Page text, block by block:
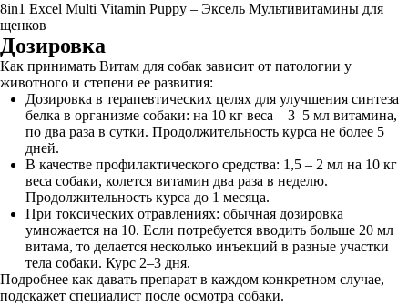
8in1 Excel Multi Vitamin Puppy – Эксель Мультивитамины для
щенков
Дозировка
Как принимать Витам для собак зависит от патологии у
животного и степени ее развития:
Дозировка в терапевтических целях для улучшения синтеза
белка в организме собаки: на 10 кг веса – 3–5 мл витамина,
по два раза в сутки. Продолжительность курса не более 5
дней.
В качестве профилактического средства: 1,5 – 2 мл на 10 кг
веса собаки, колется витамин два раза в неделю.
Продолжительность курса до 1 месяца.
При токсических отравлениях: обычная дозировка
умножается на 10. Если потребуется вводить больше 20 мл
витама, то делается несколько инъекций в разные участки
тела собаки. Курс 2–3 дня.
Подробнее как давать препарат в каждом конкретном случае,
подскажет специалист после осмотра собаки.